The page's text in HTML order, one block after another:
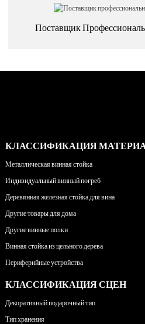
Поставщик
КЛАССИФИКАЦИЯ
Металлическая винная стойка
Индивидуальный винный погреб
Деревянная железная стойка для вина
Другие товары для дома
Другие винные полки
Винная стойка из цельного дерева
Периферийные устройства
КЛАССИФИКАЦИЯ СЦЕН
Декоративный подарочный тип
Тип хранения